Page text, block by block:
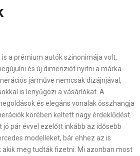
a prémium autók szinonimája volt,
és új dimenziót nyitni a márka
járműve nemcsak dizájnjával,
is lenyűgözi a vásárlókat. A
és elegáns vonalak összhangja
körében keltett nagy érdeklődést.
jó pár évvel ezelőtt inkább az idősebb
modelleket, bár ehhez az is
akik meg tudták fizetni. Mi azonban most